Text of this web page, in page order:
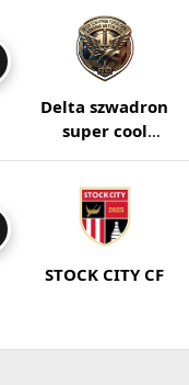
Delta szwadron
super cool
komando wilków
STOCK CITY CF